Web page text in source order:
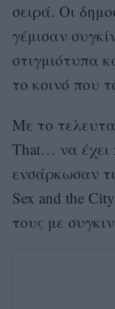
σειρά. Οι
γέμισαν
στιγμιότυπα
το κοινό που
Με το
That… να έχει
ενσάρκωσαν
Sex and the
τους με